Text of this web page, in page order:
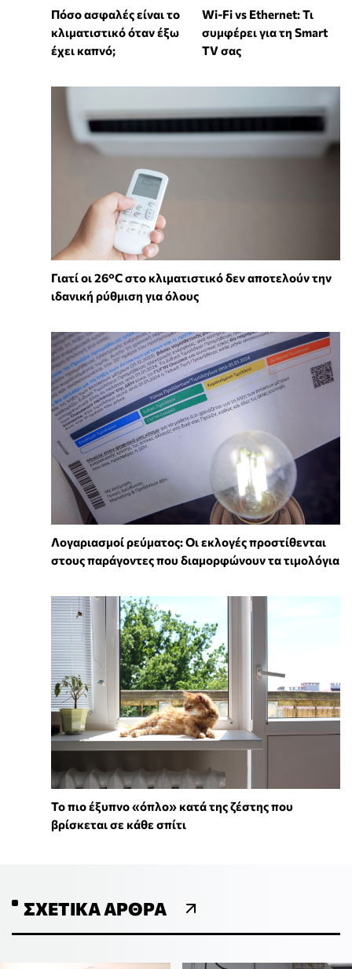
Πόσο ασφαλές είναι το
κλιματιστικό όταν έξω
έχει καπνό;
Wi-Fi vs Ethernet: Τι
συμφέρει για τη Smart
TV σας
Γιατί οι 26°C στο κλιματιστικό δεν αποτελούν την
ιδανική ρύθμιση για όλους
Λογαριασμοί ρεύματος: Οι εκλογές προστίθενται
στους παράγοντες που διαμορφώνουν τα τιμολόγια
To πιο έξυπνο «όπλο» κατά της ζέστης που
βρίσκεται σε κάθε σπίτι
ΣΧΕΤΙΚΆ ΆΡΘΡΑ